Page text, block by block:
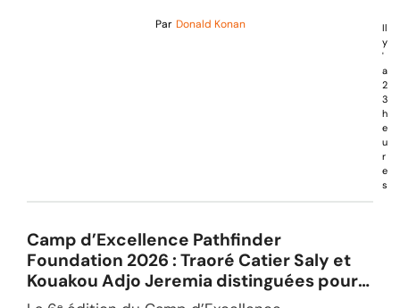
Par Donald Konan
Il
y
'
a
2
3
h
e
u
r
e
s
Camp d’Excellence Pathfinder
Foundation 2026 : Traoré Catier Saly et
Kouakou Adjo Jeremia distinguées pour
leur excellence